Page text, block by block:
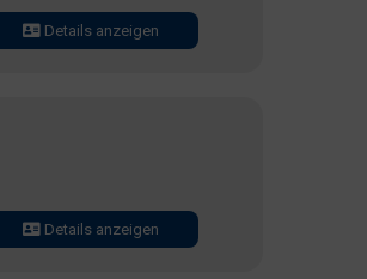
Details anzeigen
Details anzeigen